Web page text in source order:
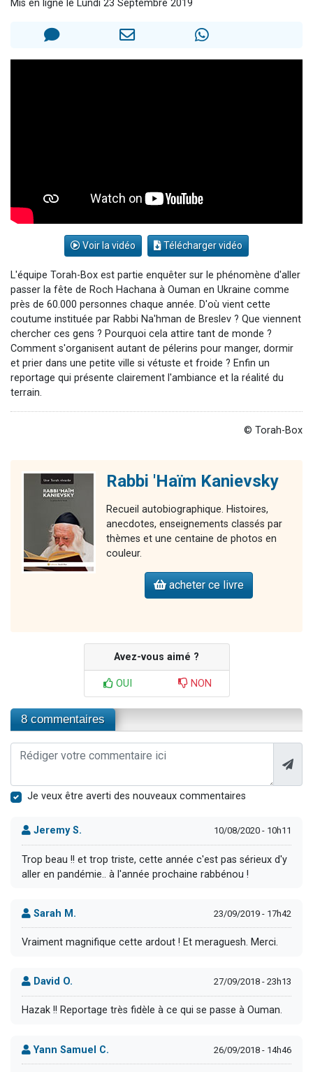
Il reste 49 places pour étudier en groupe sur Zoom
12 nouvelles musiques dans Torah-Box Music
Mis en ligne le Lundi 23 Septembre 2019
Voir la vidéo Télécharger vidéo
L'équipe Torah-Box est partie enquêter sur le phénomène d'aller
passer la fête de Roch Hachana à Ouman en Ukraine comme
près de 60.000 personnes chaque année. D'où vient cette
coutume instituée par Rabbi Na'hman de Breslev ? Que viennent
chercher ces gens ? Pourquoi cela attire tant de monde ?
Comment s'organisent autant de pélerins pour manger, dormir
et prier dans une petite ville si vétuste et froide ? Enfin un
reportage qui présente clairement l'ambiance et la réalité du
terrain.
© Torah-Box
Rabbi 'Haïm Kanievsky
Recueil autobiographique. Histoires,
anecdotes, enseignements classés par
thèmes et une centaine de photos en
couleur.
acheter ce livre
Avez-vous aimé ?
OUI NON
8 commentaires
Je veux être averti des nouveaux commentaires
Jeremy S. 10/08/2020 - 10h11
Trop beau !! et trop triste, cette année c'est pas sérieux d'y
aller en pandémie.. à l'année prochaine rabbénou !
Sarah M. 23/09/2019 - 17h42
Vraiment magnifique cette ardout ! Et meraguesh. Merci.
David O. 27/09/2018 - 23h13
Hazak !! Reportage très fidèle à ce qui se passe à Ouman.
Yann Samuel C. 26/09/2018 - 14h46